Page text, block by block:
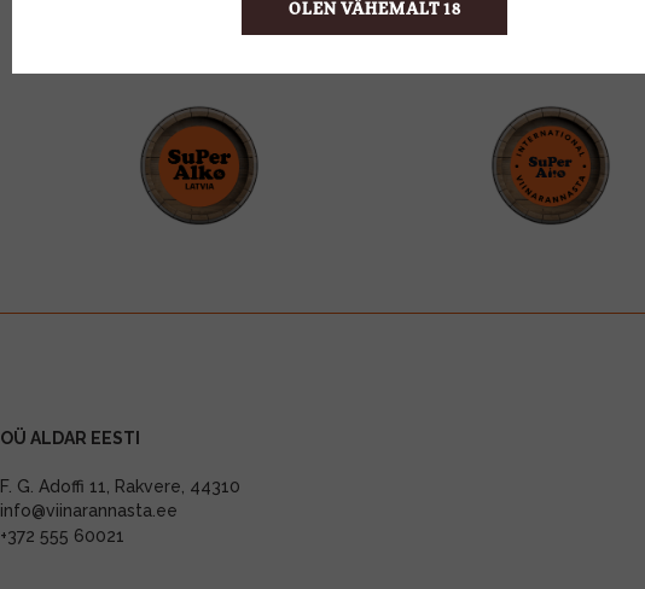
OLEN VÄHEMALT 18
OÜ ALDAR EESTI
F. G. Adoffi 11, Rakvere, 44310
info@viinarannasta.ee
+372 555 60021